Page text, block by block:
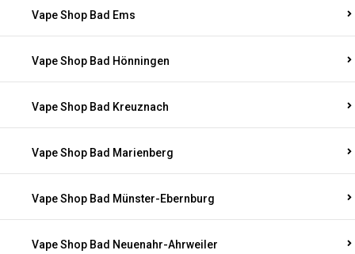
Vape Shop Bad Ems
Vape Shop Bad Hönningen
Vape Shop Bad Kreuznach
Vape Shop Bad Marienberg
Vape Shop Bad Münster-Ebernburg
Vape Shop Bad Neuenahr-Ahrweiler